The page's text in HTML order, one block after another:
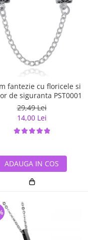
fantezie cu floricele si
de siguranta PST0001
29,49 Lei
14,00 Lei
ADAUGA IN COS